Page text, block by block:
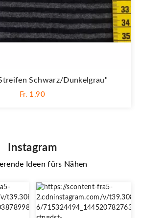
Schwarz/dunkelgrau"
Fr. 1,90
Instagram
Ideen fürs Nähen